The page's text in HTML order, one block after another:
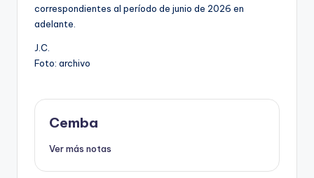
correspondientes al período de junio de 2026 en
adelante.
J.C.
Foto: archivo
Cemba
Ver más notas